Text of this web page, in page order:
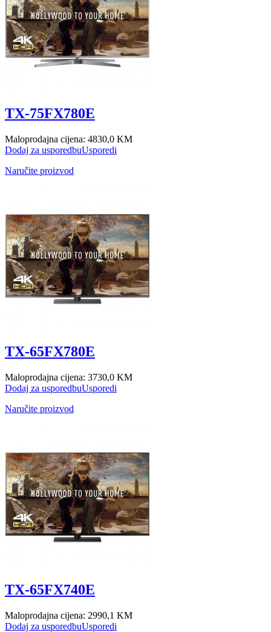
TX-75FX780E
Maloprodajna cijena: 4830,0 KM
Dodaj za usporedbuUsporedi
Naručite proizvod
TX-65FX780E
Maloprodajna cijena: 3730,0 KM
Dodaj za usporedbuUsporedi
Naručite proizvod
TX-65FX740E
Maloprodajna cijena: 2990,1 KM
Dodaj za usporedbuUsporedi